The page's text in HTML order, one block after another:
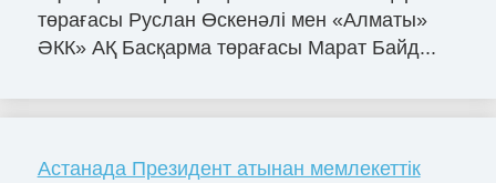
төрағасы Руслан Өскенәлі мен «Алматы»
ӘКК» АҚ Басқарма төрағасы Марат Байд...
Астанада Президент атынан мемлекеттік